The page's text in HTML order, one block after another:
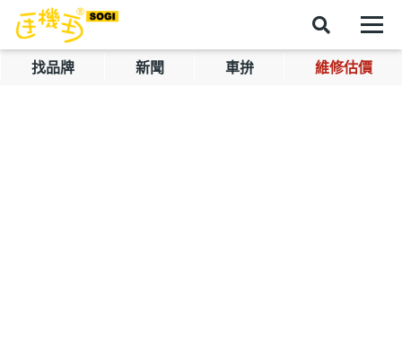
找品牌 新聞 車拚 維修估價